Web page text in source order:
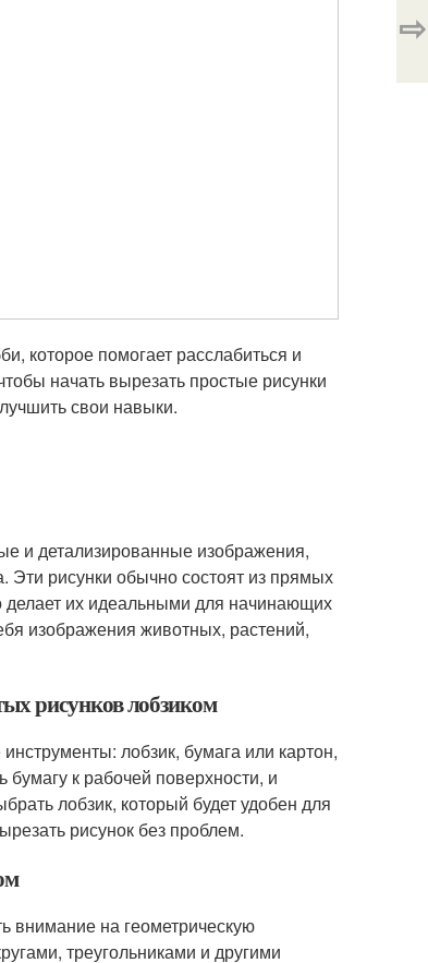
которое помогает расслабиться и
начать вырезать простые рисунки
свои навыки.
и детализированные изображения,
Эти рисунки обычно состоят из прямых
делает их идеальными для начинающих
изображения животных, растений,
рисунков лобзиком
лобзик, бумага или картон,
бумагу к рабочей поверхности, и
лобзик, который будет удобен для
рисунок без проблем.
внимание на геометрическую
треугольниками и другими
⇨